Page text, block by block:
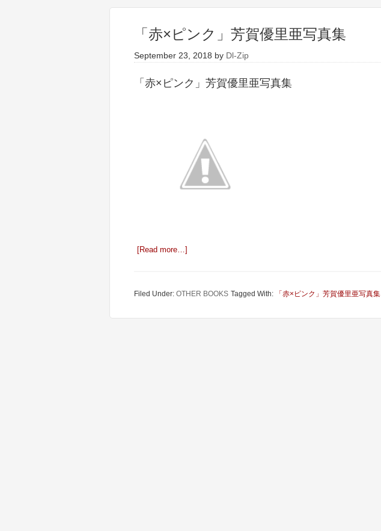
「赤×ピンク」芳賀優里亜写真集
September 23, 2018 by Dl-Zip
「赤×ピンク」芳賀優里亜写真集
[Read more…]
Filed Under: OTHER BOOKS Tagged With: 「赤×ピンク」芳賀優里亜写真集